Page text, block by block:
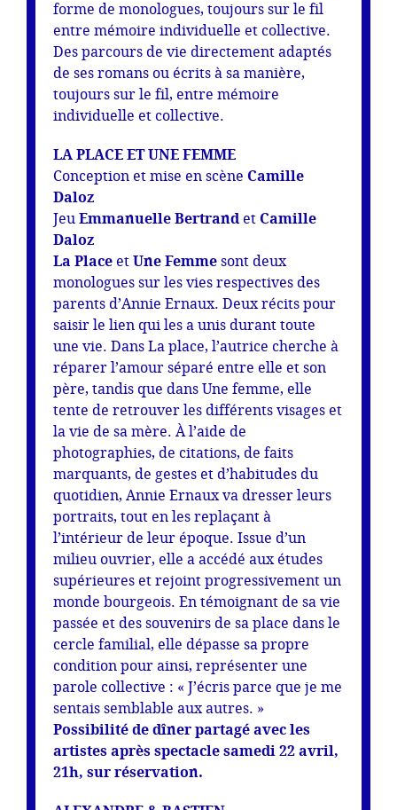
forme de monologues, toujours sur le fil
entre mémoire individuelle et collective.
Des parcours de vie directement adaptés
de ses romans ou écrits à sa manière,
toujours sur le fil, entre mémoire
individuelle et collective.
LA PLACE ET UNE FEMME
Conception et mise en scène Camille
Daloz
Jeu Emmanuelle Bertrandet Camille
Daloz
La Place et Une Femme sont deux
monologues sur les vies respectives des
parents d’Annie Ernaux. Deux récits pour
saisir le lien qui les a unis durant toute
une vie. Dans La place, l’autrice cherche à
réparer l’amour séparé entre elle et son
père, tandis que dans Une femme, elle
tente de retrouver les différents visages et
la vie de sa mère. À l’aide de
photographies, de citations, de faits
marquants, de gestes et d’habitudes du
quotidien, Annie Ernaux va dresser leurs
portraits, tout en les replaçant à
l’intérieur de leur époque. Issue d’un
milieu ouvrier, elle a accédé aux études
supérieures et rejoint progressivement un
monde bourgeois. En témoignant de sa vie
passée et des souvenirs de sa place dans le
cercle familial, elle dépasse sa propre
condition pour ainsi, représenter une
parole collective : « J’écris parce que je me
sentais semblable aux autres. »
Possibilité de dîner partagé avec les
artistes après spectacle samedi 22 avril,
21h, sur réservation.